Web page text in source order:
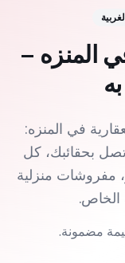
المنزه –
في المنزه:
بحقائبك، كل
مفروشات منزلية
الخاص.
مضمونة.